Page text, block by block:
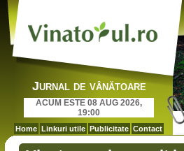
Jurnal de vânătoare
ACUM ESTE 08 AUG 2026,
19:00
Home Linkuri utile Publicitate Contact